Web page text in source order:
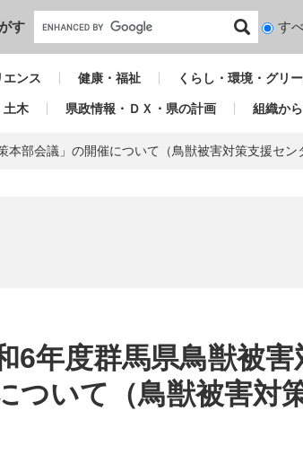
本文へ
す
検
対
す
エンス 健康・福祉 くらし・環境・グリ
土木 県政情報・ＤＸ・県の計画 組織か
本部会議」の開催について（鳥獣被害対策支援セン
6年度群馬県鳥獣被
ついて（鳥獣被害対